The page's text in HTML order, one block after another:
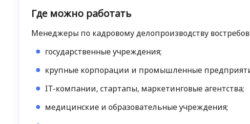
Где можно работать
Менеджеры по кадровому делопроизводству
государственные учреждения;
крупные корпорации и промышленные
IT-компании, стартапы, маркетинговые агентства;
медицинские и образовательные учреждения;